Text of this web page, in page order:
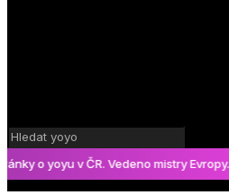
yoyu v ČR. Vedeno mistry Evropy.📦